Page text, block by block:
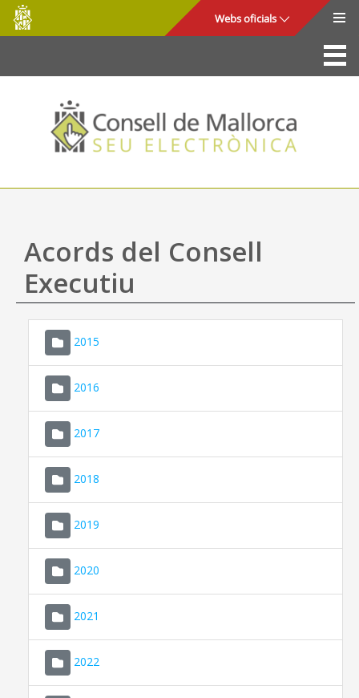
Salta al contingut principal
Consell
de
Mallorca
Webs oficials
La Seu
Consell de Mallorca
Accés i seguretat
Utilitats
Ajuda
Acords del Consell
Executiu
2015
2016
2017
2018
2019
2020
2021
2022